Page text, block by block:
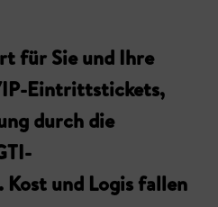
für Sie und Ihre
Eintrittstickets,
durch die
und Logis fallen